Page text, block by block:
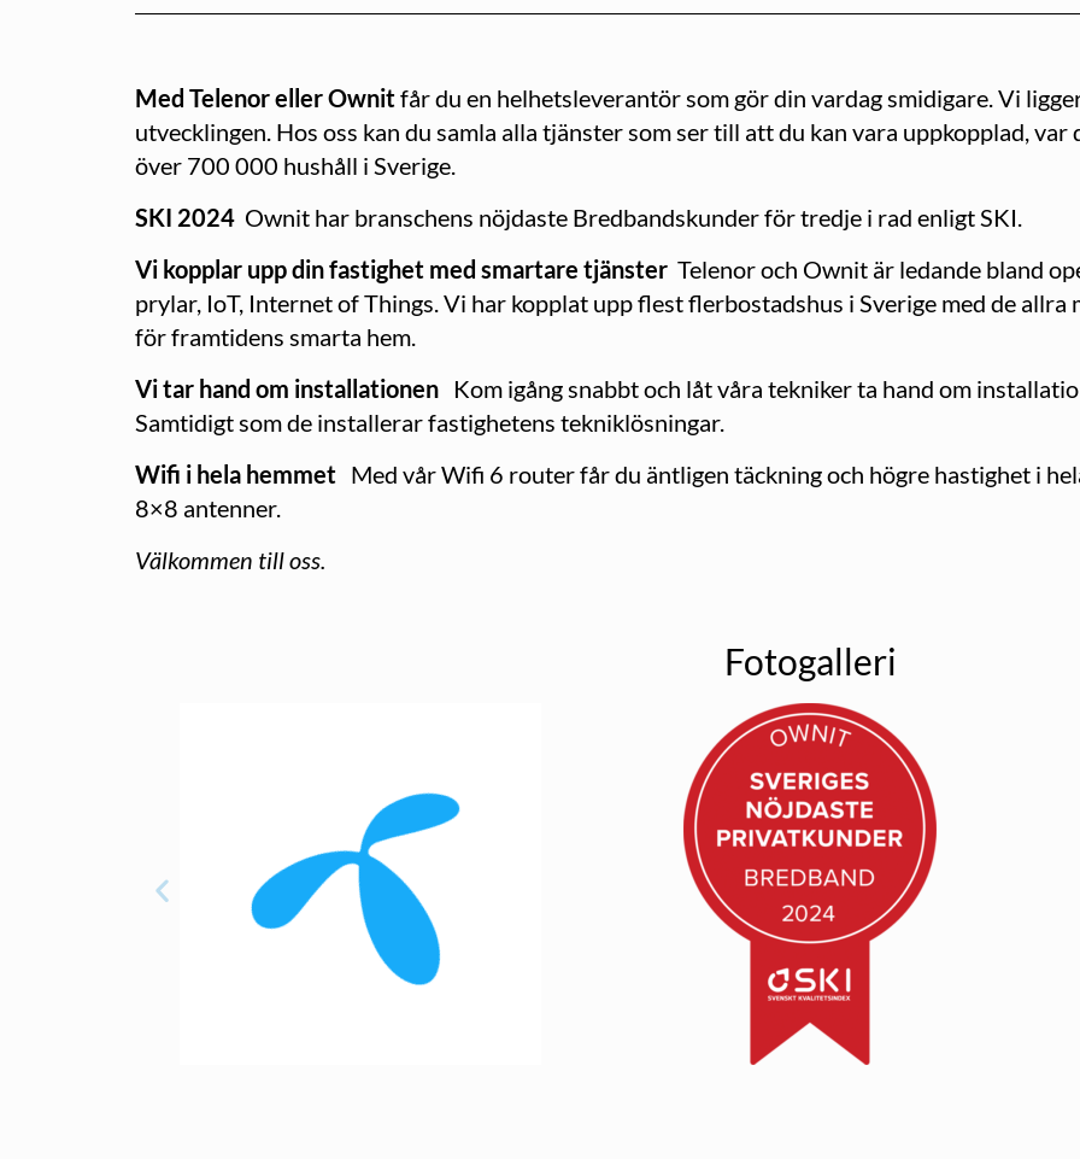
Med Telenor eller Ownitfår du en helhetsleverantör som gör din vardag smidigare. Vi
utvecklingen. Hos oss kan du samla alla tjänster som ser till att du kan vara uppkopplad,
över 700 000 hushåll i Sverige.
SKI 2024 Ownit har branschens nöjdaste Bredbandskunder för tredje i rad enligt SKI.
Vi kopplar upp din fastighet med smartare tjänster Telenor och Ownit är ledande bland
prylar, IoT, Internet of Things. Vi har kopplat upp flest flerbostadshus i Sverige med de
för framtidens smarta hem.
Vi tar hand om installationen Kom igång snabbt och låt våra tekniker ta hand om
Samtidigt som de installerar fastighetens tekniklösningar.
Wifi i hela hemmet Med vår Wifi 6 router får du äntligen täckning och högre hastighet i
8×8 antenner.
Välkommen till oss.
Fotogalleri